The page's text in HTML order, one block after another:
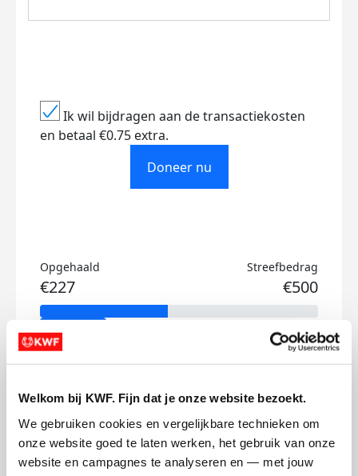
Welkom bij KWF. Fijn dat je onze website bezoekt.
We gebruiken cookies en vergelijkbare technieken om
onze website goed te laten werken, het gebruik van onze
website en campagnes te analyseren en — met jouw
Ik wil bijdragen aan de transactiekosten
en betaal €0.75 extra.
Doneer nu
Opgehaald
€227
Streefbedrag
€500
Doneer